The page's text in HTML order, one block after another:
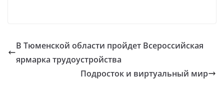
В Тюменской области пройдет Всероссийская
ярмарка трудоустройства
Подросток и виртуальный мир